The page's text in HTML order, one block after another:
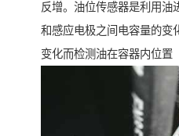
反增。油位传感器是利用油
和感应电极之间电容量的变
变化而检测油在容器内位置